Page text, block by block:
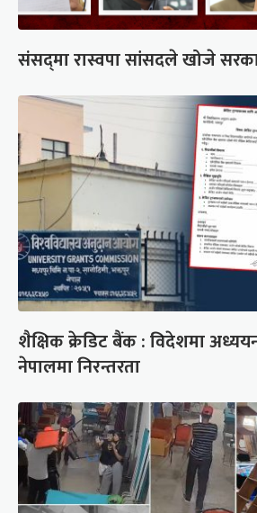
संसद्‍मा रास्वपा सांसदले खोजे
शैक्षिक क्रेडिट बैंक : विदेशमा
नेपालमा निरन्तरता